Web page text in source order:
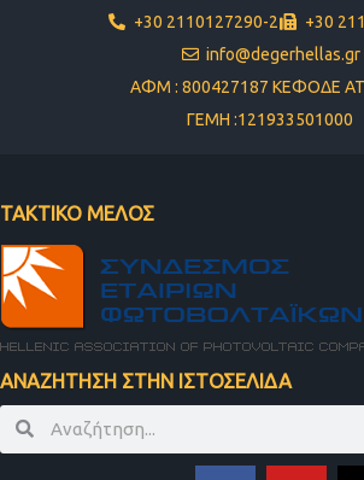
+30 2110127290-2
+30
info@degerhellas.gr
ΑΦΜ : 800427187 ΚΕΦΟΔΕ
ΓΕΜΗ :121933501000
ΤΑΚΤΙΚΟ ΜΕΛΟΣ
ΑΝΑΖΗΤΗΣΗ ΣΤΗΝ ΙΣΤΟΣΕΛΙΔΑ
SearchSearch